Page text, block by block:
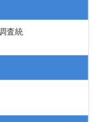
査統